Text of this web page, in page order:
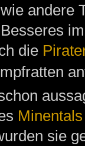
wie andere
die
Minentals
sie